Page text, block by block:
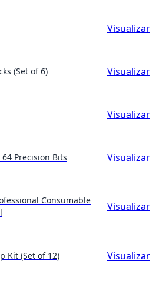
Visualizar
(Set of 6) Visualizar
Visualizar
Precision Bits Visualizar
Consumable
Visualizar
Kit (Set of 12) Visualizar